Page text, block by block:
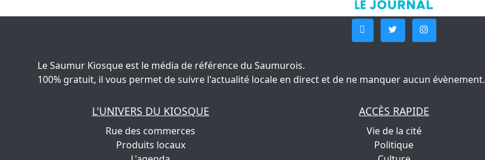
Le Saumur Kiosque est le média de référence du Saumurois.
100% gratuit, il vous permet de suivre l'actualité locale en direct et de ne manquer aucun évènement.
L'UNIVERS DU KIOSQUE
Rue des commerces
Produits locaux
ACCÈS RAPIDE
Vie de la cité
Politique